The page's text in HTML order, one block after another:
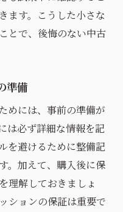
ます。こうした小さな
とで、後悔のない中古
準備
めには、事前の準備が
は必ず詳細な情報を記
を避けるために整備記
。加えて、購入後に保
理解しておきましょ
ションの保証は重要で